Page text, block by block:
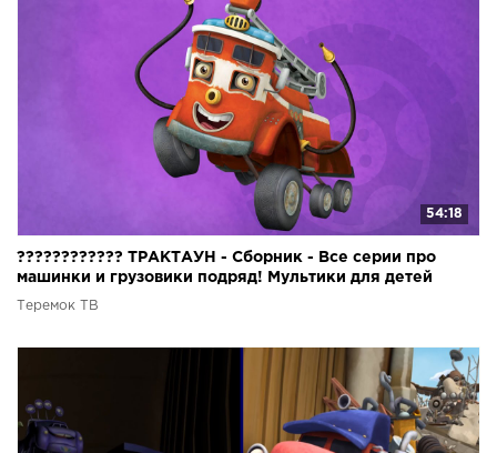
54:18
???????????? ТРАКТАУН - Сборник - Все серии про
машинки и грузовики подряд! Мультики для детей
Теремок ТВ